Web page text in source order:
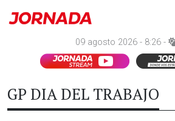
09 agosto 2026 - 8:26 -
GP DIA DEL TRABAJO